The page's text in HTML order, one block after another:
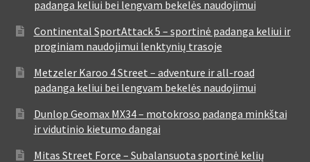
padanga keliui bei lengvam bekelės naudojimui
Continental SportAttack 5 – sportinė padanga keliui ir
proginiam naudojimui lenktynių trasoje
Metzeler Karoo 4 Street – adventure ir all-road
padanga keliui bei lengvam bekelės naudojimui
Dunlop Geomax MX34 – motokroso padanga minkštai
ir vidutinio kietumo dangai
Mitas Street Force – Subalansuota sportinė kelių